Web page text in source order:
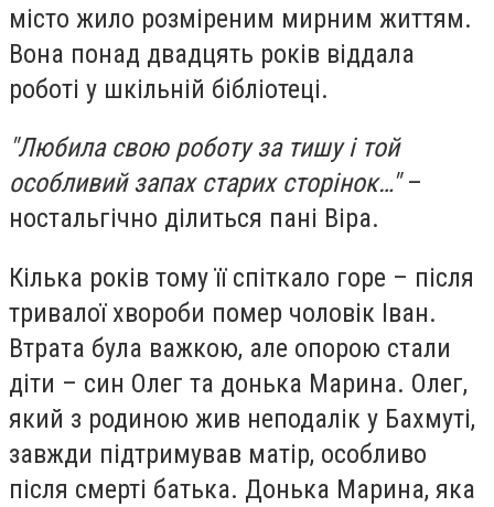
місто жило розміреним мирним життям.
Вона понад двадцять років віддала
роботі у шкільній бібліотеці.
"Любила свою роботу за тишу і той
особливий запах старих сторінок…"–
ностальгічно ділиться пані Віра.
Кілька років тому її спіткало горе – після
тривалої хвороби помер чоловік Іван.
Втрата була важкою, але опорою стали
діти – син Олег та донька Марина. Олег,
який з родиною жив неподалік у Бахмуті,
завжди підтримував матір, особливо
після смерті батька. Донька Марина, яка